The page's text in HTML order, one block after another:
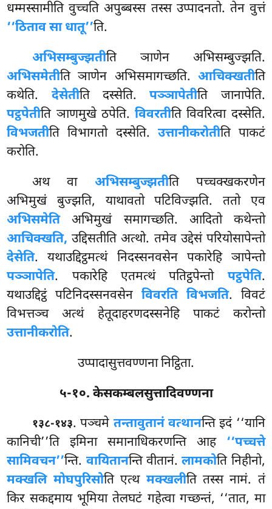
धम्मस्सामीति वुच्चति अपुब्बस्स तस्स उप्पादनतो. तेन वुत्तं
‘‘ठिताव सा धातू’’ति.
अभिसम्बुज्झतीति ञाणेन अभिसम्बुज्झति.
अभिसमेतीति ञाणेन अभिसमागच्छति. आचिक्खतीति
कथेति. देसेतीति दस्सेति.पञ्ञापेतीति जानापेति.
पट्ठपेतीति ञाणमुखे ठपेति.विवरतीति विवरित्वा दस्सेति.
विभजतीति विभागतो दस्सेति. उत्तानीकरोतीति पाकटं
करोति.
अथ वा अभिसम्बुज्झतीति पच्चक्खकरणेन
अभिमुखं बुज्झति, याथावतो पटिविज्झति. ततो एव
अभिसमेतिअभिमुखं समागच्छति. आदितो कथेन्तो
आचिक्खति, उद्दिसतीति अत्थो. तमेव उद्देसं परियोसापेन्तो
देसेति. यथाउद्दिट्ठमत्थं निदस्सनवसेन पकारेहि ञापेन्तो
पञ्ञापेति. पकारेहि एतमत्थं पतिट्ठपेन्तो पट्ठपेति.
यथाउद्दिट्ठं पटिनिदस्सनवसेन विवरति विभजति. विवटं
विभत्तञ्च अत्थं हेतूदाहरणदस्सनेहि पाकटं करोन्तो
उत्तानीकरोति.
उप्पादासुत्तवण्णना निट्ठिता.
५-१०. केसकम्बलसुत्तादिवण्णना
१३८-१४३. पञ्चमे तन्तावुतानं वत्थानन्ति इदं ‘‘यानि
कानिची’’ति इमिना समानाधिकरणन्ति आह ‘‘पच्चत्ते
सामिवचन’’न्ति. वायितानन्ति वीतानं.लामकोति निहीनो,
मक्खलि मोघपुरिसोति एत्थ मक्खलीति तस्स नामं. तं
किर सकद्दमाय भूमिया तेलघटं गहेत्वा गच्छन्तं, ‘‘तात, मा